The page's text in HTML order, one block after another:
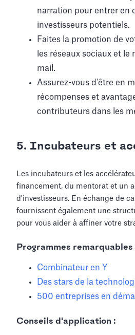
narration pour entrer en
investisseurs potentiels.
Faites la promotion de
les réseaux sociaux et le
mail.
Assurez-vous d'être en
récompenses et
contributeurs dans les
5. Incubateurs et
Les incubateurs et les
financement, du mentorat et un
d'investisseurs. En échange de
fournissent également une
pour vous aider à affiner votre
Programmes remarquables
Combinateur en Y
Des stars de la
500 entreprises en
Conseils d'application :